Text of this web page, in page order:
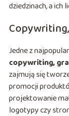
dziedzinach, a ich
Jedne z
copywriting,
zajmują się
promocji
projektowanie
logotypy czy